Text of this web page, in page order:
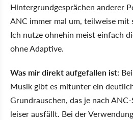
Hintergrundgesprächen anderer
ANC immer mal um, teilweise mit
Ich nutze ohnehin meist einfach
ohne Adaptive.
Was mir direkt aufgefallen ist:
Musik gibt es mitunter ein
Grundrauschen, das je nach
leiser ausfällt. Bei der